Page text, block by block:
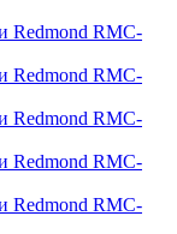
Redmond RMC-
Redmond RMC-
Redmond RMC-
Redmond RMC-
Redmond RMC-